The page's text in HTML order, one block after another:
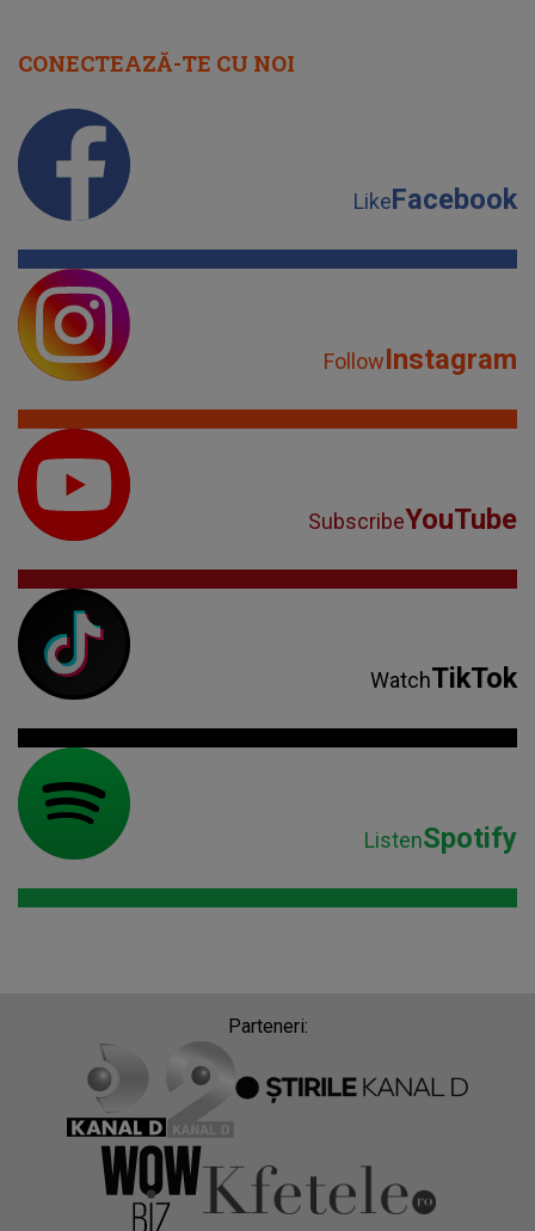
CONECTEAZĂ-TE CU NOI
LikeFacebook
FollowInstagram
SubscribeYouTube
WatchTikTok
ListenSpotify
Parteneri: